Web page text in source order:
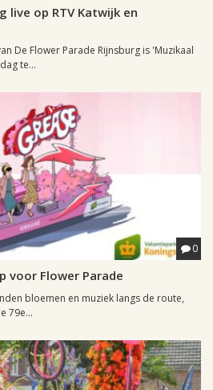
live op RTV Katwijk en
De Flower Parade Rijnsburg is 'Muzikaal
te...
0
voor Flower Parade
bloemen en muziek langs de route,
79e...